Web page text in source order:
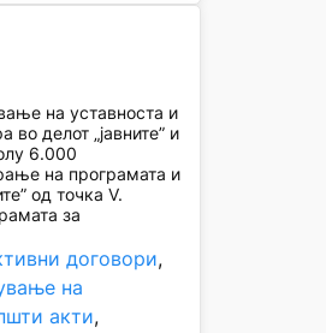
на уставноста и
во делот „јавните” и
6.000
на програмата и
од точка V.
за
договори
на
акти